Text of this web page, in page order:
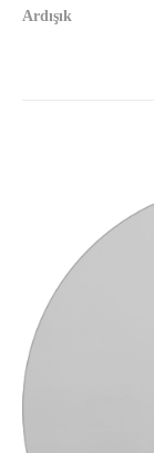
Ardışık